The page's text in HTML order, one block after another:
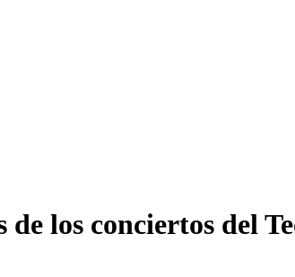
los conciertos del